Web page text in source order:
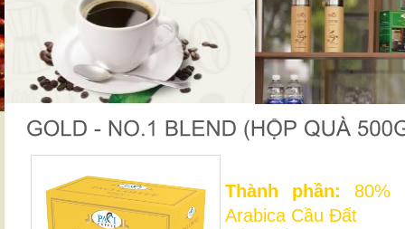
Thành phần: 80%
Arabica Cầu Đất